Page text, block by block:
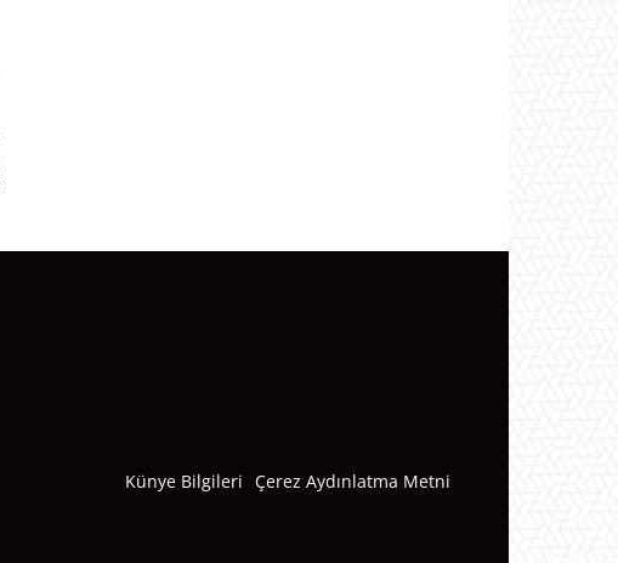
Künye Bilgileri Çerez Aydınlatma Metni